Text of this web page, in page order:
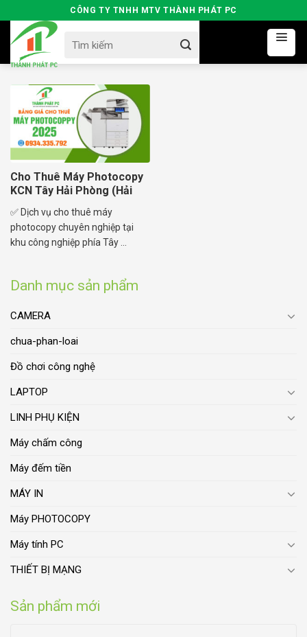
to
content
CÔNG TY TNHH MTV THÀNH PHÁT PC
for:
Danh mục sản phẩm
CAMERA
chua-phan-loai
Đồ chơi công nghệ
LAPTOP
LINH PHỤ KIỆN
Máy chấm công
Máy đếm tiền
MÁY IN
Máy PHOTOCOPY
Máy tính PC
THIẾT BỊ MẠNG
Sản phẩm mới
Cho Thuê Máy Photocopy
KCN Tây Hải Phòng (Hải
✅ Dịch vụ cho thuê máy
photocopy chuyên nghiệp tại
khu công nghiệp phía Tây ...